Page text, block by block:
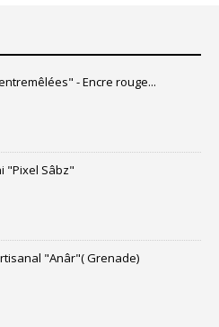
- Encre rouge...
"Pixel Sâbz"
"Anâr"( Grenade)